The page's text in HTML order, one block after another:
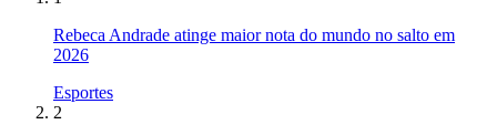
Rebeca Andrade atinge maior nota do mundo no salto em
2026
Esportes
2